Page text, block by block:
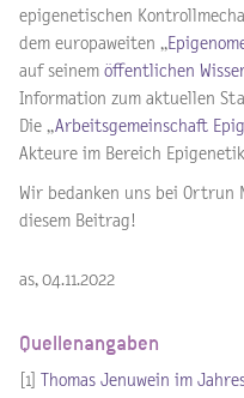
epigenetischen
dem europaweiten „
auf seinem öffentlichen
Information zum aktuellen
Die „Arbeitsgemeinschaft
Akteure im Bereich
Wir bedanken uns bei
diesem Beitrag!
as, 04.11.2022
Quellenangaben
[1]
Thomas Jenuwein im